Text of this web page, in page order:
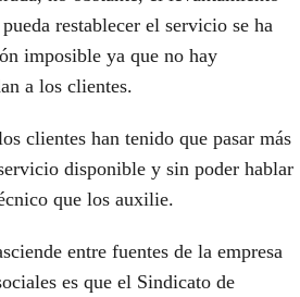
restablecer el servicio se ha
imposible ya que no hay
a los clientes.
clientes han tenido que pasar más
disponible y sin poder hablar
que los auxilie.
entre fuentes de la empresa
es que el Sindicato de